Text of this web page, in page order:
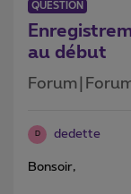
QUESTION
au début
D dedette
Bonsoir,